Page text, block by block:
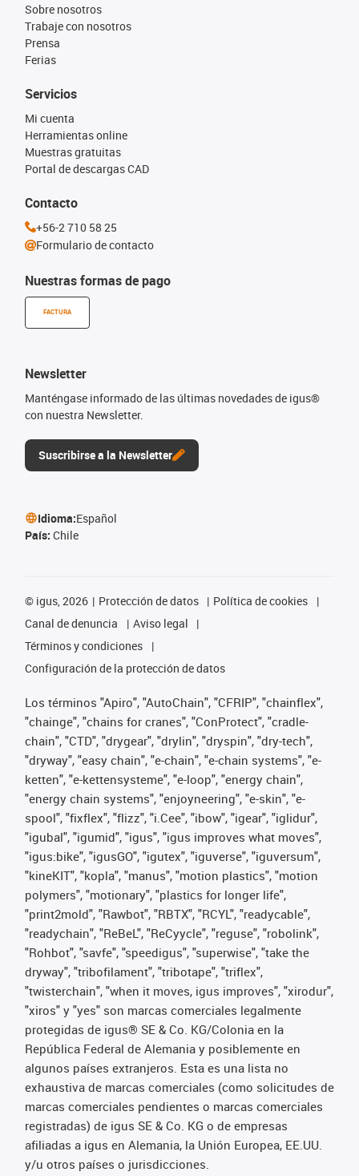
Sobre nosotros
Trabaje con nosotros
Prensa
Ferias
Nuestras formas de pago
FACTURA
Servicios
Mi cuenta
Herramientas online
Muestras gratuitas
Portal de descargas CAD
Newsletter
Manténgase informado de las últimas novedades de igus®
con nuestra Newsletter.
Suscribirse a la Newsletter
Contacto
+56-2 710 58 25
Formulario de contacto
Idioma:Español
País: Chile
© igus, 2026 Protección de datos
Política de cookies
Canal de denuncia
Aviso legal
Términos y condiciones
Configuración de la protección de datos
Los términos "Apiro", "AutoChain", "CFRIP", "chainflex",
"chainge", "chains for cranes", "ConProtect", "cradle-
chain", "CTD", "drygear", "drylin", "dryspin", "dry-tech",
"dryway", "easy chain", "e-chain", "e-chain systems", "e-
ketten", "e-kettensysteme", "e-loop", "energy chain",
"energy chain systems", "enjoyneering", "e-skin", "e-
spool", "fixflex", "flizz", "i.Cee", "ibow", "igear", "iglidur",
"igubal", "igumid", "igus", "igus improves what moves",
"igus:bike", "igusGO", "igutex", "iguverse", "iguversum",
"kineKIT", "kopla", "manus", "motion plastics", "motion
polymers", "motionary", "plastics for longer life",
"print2mold", "Rawbot", "RBTX", "RCYL", "readycable",
"readychain", "ReBeL", "ReCyycle", "reguse", "robolink",
"Rohbot", "savfe", "speedigus", "superwise", "take the
dryway", "tribofilament", "tribotape", "triflex",
"twisterchain", "when it moves, igus improves", "xirodur",
"xiros" y "yes" son marcas comerciales legalmente
protegidas de igus® SE & Co. KG/Colonia en la
República Federal de Alemania y posiblemente en
algunos países extranjeros. Esta es una lista no
exhaustiva de marcas comerciales (como solicitudes de
marcas comerciales pendientes o marcas comerciales
registradas) de igus SE & Co. KG o de empresas
afiliadas a igus en Alemania, la Unión Europea, EE.UU.
y/u otros países o jurisdicciones.